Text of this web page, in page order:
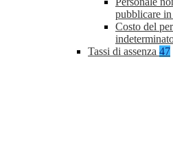
pubblicare
Costo del
Tassi di assenza 47